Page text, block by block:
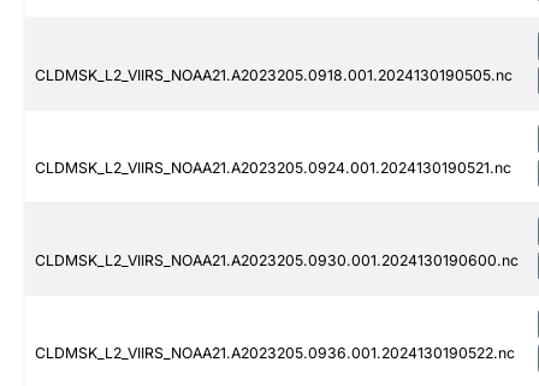
CLDMSK_L2_VIIRS_NOAA21.A2023205.0918.001.2024130190505.nc
CLDMSK_L2_VIIRS_NOAA21.A2023205.0924.001.2024130190521.nc
CLDMSK_L2_VIIRS_NOAA21.A2023205.0930.001.2024130190600.nc
CLDMSK_L2_VIIRS_NOAA21.A2023205.0936.001.2024130190522.nc